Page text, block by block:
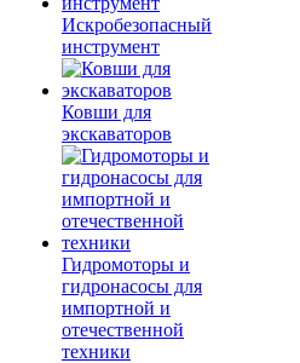
Искробезопасный
инструмент
Ковши для
экскаваторов
Гидромоторы и
гидронасосы для
импортной и
отечественной
техники